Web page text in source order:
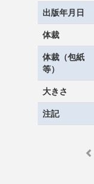
出版年月日
体裁
体裁（包紙
等）
大きさ
注記